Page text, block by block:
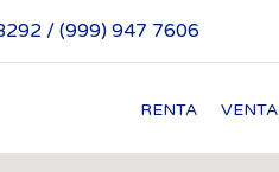
/ (999) 947 7606
RENTA VENTA